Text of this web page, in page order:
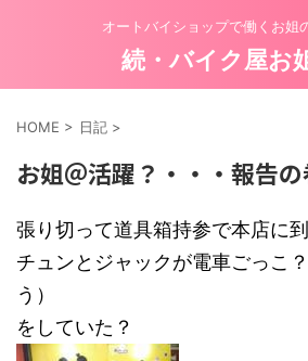
オートバイショップで働くお姐
続・バイク屋お
HOME > 日記 >
お姐＠活躍？・・・報告
張り切って道具箱持参で本店に
チュンとジャックが電車ごっこ
う）
をしていた？